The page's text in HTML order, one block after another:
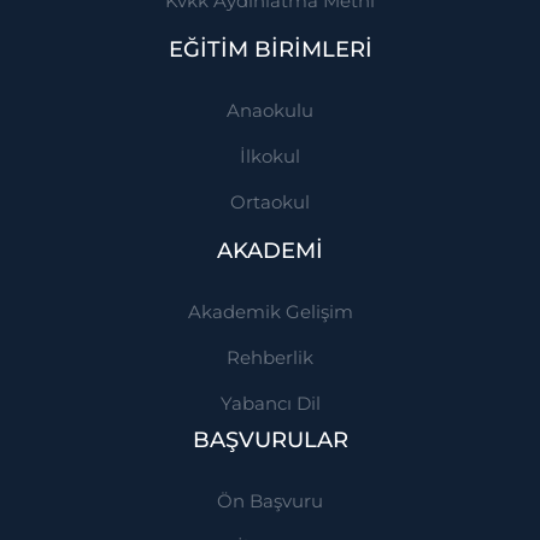
EĞİTİM BİRİMLERİ
Anaokulu
İlkokul
Ortaokul
AKADEMİ
Akademik Gelişim
Rehberlik
Yabancı Dil
BAŞVURULAR
Ön Başvuru